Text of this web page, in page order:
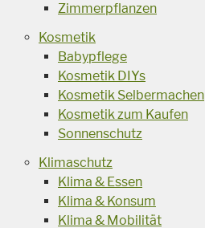
Zimmerpflanzen
Kosmetik
Babypflege
Kosmetik DIYs
Kosmetik Selbermachen
Kosmetik zum Kaufen
Sonnenschutz
Klimaschutz
Klima & Essen
Klima & Konsum
Klima & Mobilität